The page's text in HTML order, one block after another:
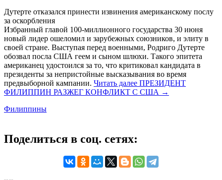
Дутерте отказался принести извинения американскому послу
за оскорбления
Избранный главой 100-миллионного государства 30 июня
новый лидер ошеломил и зарубежных союзников, и элиту в
своей стране. Выступая перед военными, Родриго Дутерте
обозвал посла США геем и сыном шлюхи. Такого эпитета
американец удостоился за то, что критиковал кандидата в
президенты за непристойные высказывания во время
предвыборной кампании. Читать далее ПРЕЗИДЕНТ
ФИЛИППИН РАЗЖЕГ КОНФЛИКТ С США →
Филиппины
Поделиться в соц. сетях: